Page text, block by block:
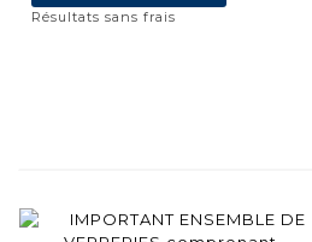
Résultats sans frais